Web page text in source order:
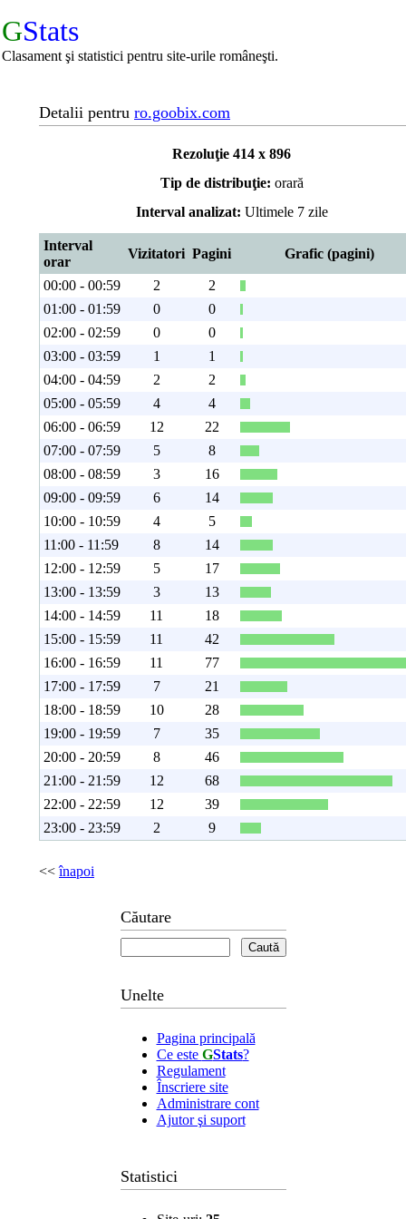
GStats
Clasament şi statistici pentru site-urile româneşti.
Căutare
Unelte
Pagina principală
Ce este GStats?
Regulament
Înscriere site
Administrare cont
Ajutor şi suport
Statistici
Detalii pentru ro.goobix.com
Rezoluţie 414 x 896
Tip de distribuţie: orară
Interval analizat: Ultimele 7 zile
Interval
orar
Vizitatori Pagini Grafic (pagini)
00:00 - 00:59 2
2
01:00 - 01:59
0
0
02:00 - 02:59
0
0
03:00 - 03:59
1
1
04:00 - 04:59
2
2
05:00 - 05:59
4
4
06:00 - 06:59
12
22
07:00 - 07:59
5
8
08:00 - 08:59
3
16
09:00 - 09:59
6
14
10:00 - 10:59
4
5
11:00 - 11:59
8
14
12:00 - 12:59
5
17
13:00 - 13:59
3
13
14:00 - 14:59
11
18
15:00 - 15:59
11
42
16:00 - 16:59
11
77
17:00 - 17:59
7
21
18:00 - 18:59
10
28
19:00 - 19:59
7
35
20:00 - 20:59
8
46
21:00 - 21:59
12
68
22:00 - 22:59
12
39
23:00 - 23:59
2 9
<<înapoi